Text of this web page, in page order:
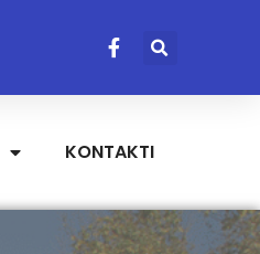
KONTAKTI